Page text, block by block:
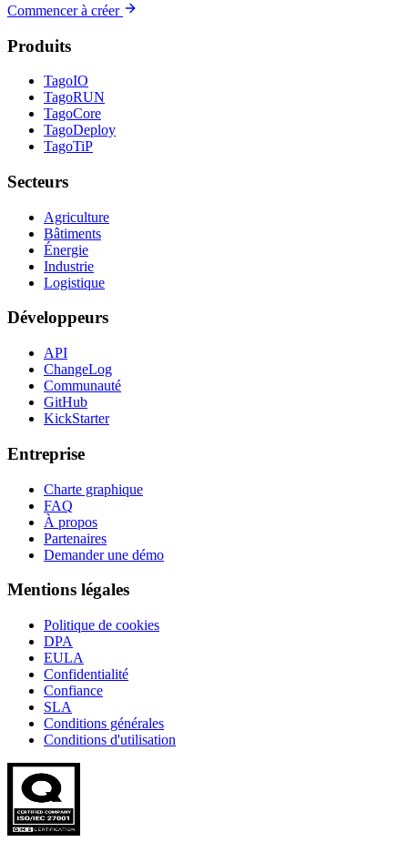
Commencer à créer
Produits
TagoIO
TagoRUN
TagoCore
TagoDeploy
TagoTiP
Secteurs
Agriculture
Bâtiments
Énergie
Industrie
Logistique
Développeurs
API
ChangeLog
Communauté
GitHub
KickStarter
Entreprise
Charte graphique
FAQ
À propos
Partenaires
Demander une démo
Mentions légales
Politique de cookies
DPA
EULA
Confidentialité
Confiance
SLA
Conditions générales
Conditions d'utilisation